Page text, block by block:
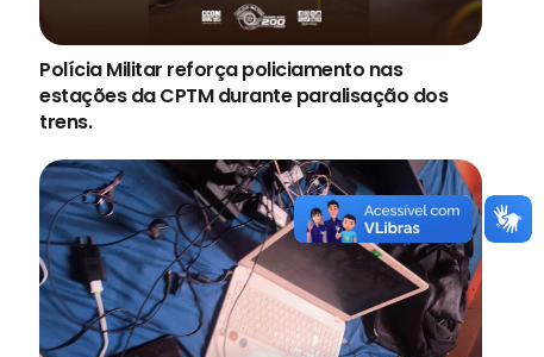
Polícia Militar reforça policiamento nas
estações da CPTM durante paralisação dos
trens.